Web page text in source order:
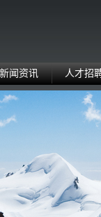
新闻资讯 人才招